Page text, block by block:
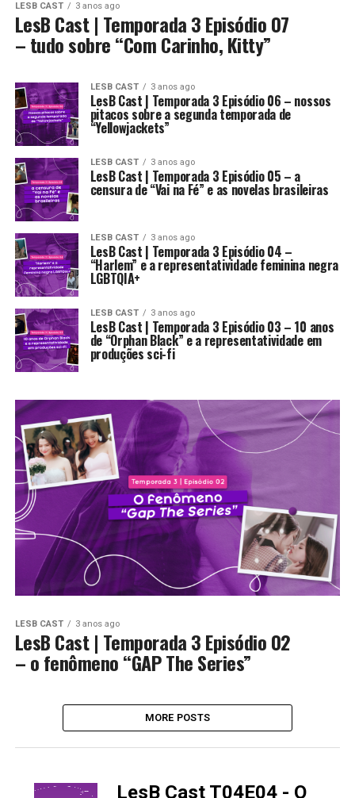
LESB CAST 3 anos ago
LesB Cast | Temporada 3 Episódio 07
– tudo sobre “Com Carinho, Kitty”
LESB CAST 3 anos ago
LesB Cast | Temporada 3 Episódio 06 – nossos
pitacos sobre a segunda temporada de
“Yellowjackets”
LESB CAST 3 anos ago
LesB Cast | Temporada 3 Episódio 05 – a
censura de “Vai na Fé” e as novelas brasileiras
LESB CAST 3 anos ago
LesB Cast | Temporada 3 Episódio 04 –
“Harlem” e a representatividade feminina negra
LGBTQIA+
LESB CAST 3 anos ago
LesB Cast | Temporada 3 Episódio 03 – 10 anos
de “Orphan Black” e a representatividade em
produções sci-fi
LESB CAST 3 anos ago
LesB Cast | Temporada 3 Episódio 02
– o fenômeno “GAP The Series”
MORE POSTS
LesB Cast T04E04 - O
-